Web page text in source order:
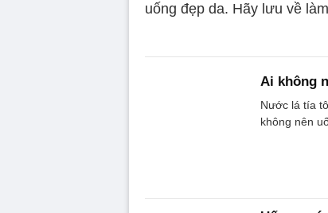
uống đẹp da. Hãy lưu về
Ai không
Nước lá tía
không nên